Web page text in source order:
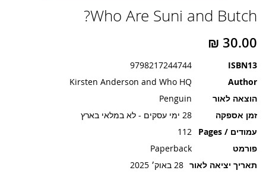
Who Are Suni and Butch?
ISBN13
9798217244744
Author
Kirsten Anderson and Who HQ
הוצאה לאור
Penguin
זמן אספקה
28 ימי עסקים - לא במלאי בארץ
עמודים / Pages
112
פורמט
Paperback
תאריך יציאה לאור 28 באוק׳ 2025
להתחלה
גלריית
תמונות